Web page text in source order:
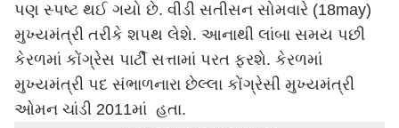
પણ સ્પષ્ટ થઈ ગયો છે. વીડી સતીસન સોમવારે (18may)
મુખ્યમંત્રી તરીકે શપથ લેશે. આનાથી લાંબા સમય પછી
કેરળમાં કોંગ્રેસ પાર્ટી સત્તામાં પરત ફરશે. કેરળમાં
મુખ્યમંત્રી પદ સંભાળનારા છેલ્લા કોંગ્રેસી મુખ્યમંત્રી
ઓમન ચાંડી 2011માં હતા.